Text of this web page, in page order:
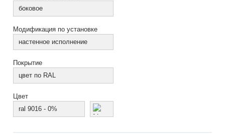
боковое
Модификация по установке
настенное исполнение
Покрытие
цвет по RAL
Цвет
ral 9016 - 0%